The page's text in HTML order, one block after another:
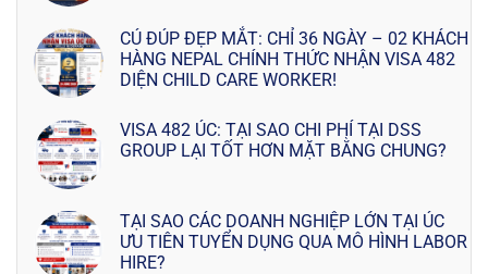
CÚ ĐÚP ĐẸP MẮT: CHỈ 36 NGÀY – 02 KHÁCH
HÀNG NEPAL CHÍNH THỨC NHẬN VISA 482
DIỆN CHILD CARE WORKER!
VISA 482 ÚC: TẠI SAO CHI PHÍ TẠI DSS
GROUP LẠI TỐT HƠN MẶT BẰNG CHUNG?
TẠI SAO CÁC DOANH NGHIỆP LỚN TẠI ÚC
ƯU TIÊN TUYỂN DỤNG QUA MÔ HÌNH LABOR
HIRE?